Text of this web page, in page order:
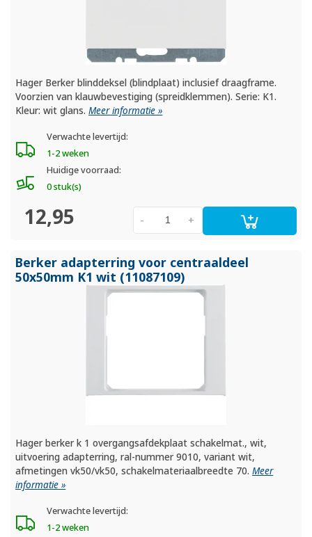
Hager Berker blinddeksel (blindplaat) inclusief draagframe.
Voorzien van klauwbevestiging (spreidklemmen). Serie: K1.
Kleur: wit glans.Meer informatie »
Verwachte levertijd:
1-2 weken
Huidige voorraad:
0 stuk(s)
12,95 +
-
Berker adapterring voor centraaldeel
50x50mm K1 wit (11087109)
Hager berker k 1 overgangsafdekplaat schakelmat., wit,
uitvoering adapterring, ral-nummer 9010, variant wit,
afmetingen vk50/vk50, schakelmateriaalbreedte 70.Meer
informatie »
Verwachte levertijd:
1-2 weken